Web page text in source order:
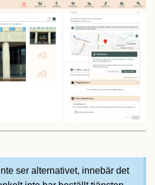
ser alternativet, innebär det